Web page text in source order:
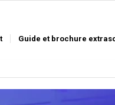
Guide et brochure